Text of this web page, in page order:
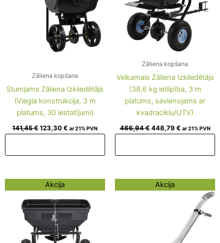
Zāliena kopšana
Stumjams Zāliena Izkliedētājs
(Viegla konstrukcija, 3 m
platums, 30 iestatījumi)
141,45€123,30€ ar 21% PVN
Zāliena kopšana
Velkamais Zāliena Izkliedētājs
(38,6 kg ietilpība, 3 m
platums, savienojams ar
kvadraciklu/UTV)
466,94€ 448,79 € ar 21% PVN
Akcija
Original
price
was:
468,15 €.
price
is:
450,00 €.
Akcija
Original
price
price
125,72 €.